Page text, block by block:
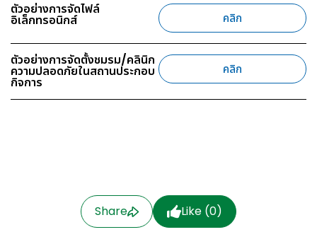
ตัวอย่างการจัดไฟล์
อิเล็กทรอนิกส์ คลิก
ตัวอย่างการจัดตั้งชมรม/คลินิก
ความปลอดภัยในสถานประกอบ
กิจการ
คลิก
Share Like (0)